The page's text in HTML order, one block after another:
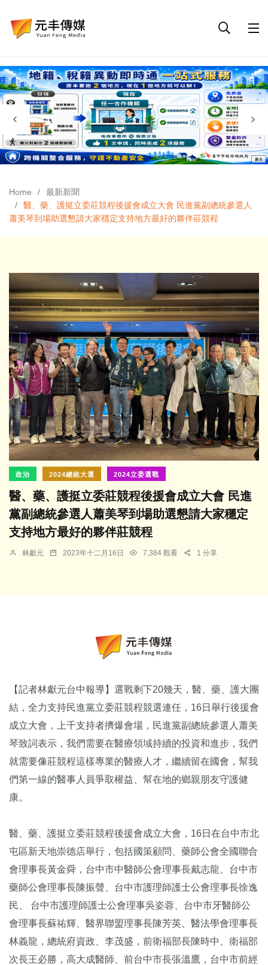
Home
最新新聞
醫、藥、護挺立委莊競程後援會成立大會 民進黨副總統參選人
蕭美琴到場助選懇請大家穩定支持地方最好的夥伴莊競程
政治 2024總統大選 2024立委選戰
醫、藥、護挺立委莊競程後援會成立大會 民進
黨副總統參選人蕭美琴到場助選懇請大家穩定
支持地方最好的夥伴莊競程
林獻元 2023年十二月16日 7,384 觀看 1 分享
【記者林獻元台中報導】選戰剩下20幾天，醫、藥、護大團
結，全力支持民進黨立委莊競程競選連任，16日舉行後援會
成立大會，上千支持者擠爆會場，民進黨副總統參選人蕭美
琴致詞表示，我們需要在醫療領域持續的投資和進步，我們
就需要像莊競程這樣專業的醫療人才，繼續留在國會，幫我
們第一線的醫事人員爭取權益、幫在地的鄉親朋友守護健
康。
醫、藥、護挺立委莊競程後援會成立大會，16日在台中市北
屯區新天地崇德店舉行，包括國策顧問、藥師公會全國聯合
會理事長黃金舜，台中市中醫師公會理事長戴志龍、台中市
藥師公會理事長陳振聲、台中市護理師護士公會理事長徐逸
民、 台中市護理師護士公會理事吳姿蓉、台中市牙醫師公
會理事長蘇祐輝、醫界聯盟理事長陳芳英、醫法學會理事長
林義龍，總統府資政、李茂盛，前衛福部長陳時中、衛福部
次長王必勝，高大成醫師、前台中市長張溫鷹，台中市前經